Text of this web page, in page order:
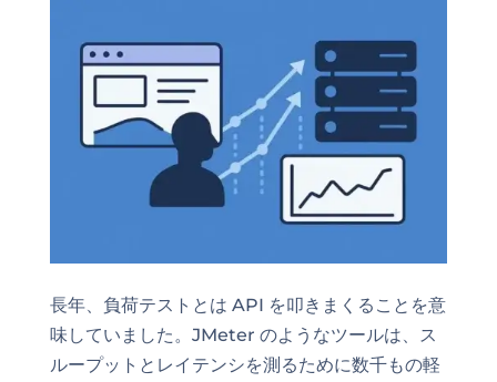
長年、負荷テストとは API を叩きまくることを意
味していました。JMeter のようなツールは、ス
ループットとレイテンシを測るために数千もの軽